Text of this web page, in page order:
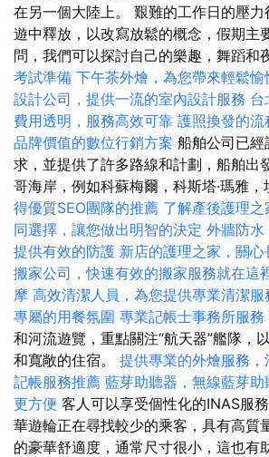
在另一個大陸上。 艱難的工作日的壓
遊中釋放，以改寫放鬆的概念，假期主
問，我們可以探討自己的樂趣，舞蹈和
考試準備 下午茶外燴，為您帶來輕鬆
設計公司，提供一流的室內設計服務 台
費用透明，服務高效可靠 護照換發的流
品牌價值的數位行銷方案 船舶公司已經
求，並提供了許多路線和計劃，船舶出
哥海岸，例如科蘇梅爾，科斯塔·瑪雅，
得優質SEO團隊的推薦 了解產後護理
同選擇，讓您做出明智的決定 外牆防水
提供有效的防護 新店的護理之家，關
搬家公司，快速有效的搬家服務就在這
摩 高效清潔人員，為您提供專業清潔服
專屬的用餐氛圍 專業記帳士事務所服務
和河流遊覽，重點關注“航天器”艦隊，
和寬敞的住宿。 提供專業的外燴服務
記帳服務推薦 藍芽助聽器，無線藍芽
更方便 客人可以享受個性化的INAS服
華遊輪正在尋找較少的乘客，具有高質
的豪華舒適度，通常尺寸很小，這也有